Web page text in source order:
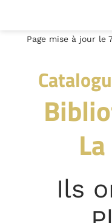
Page mise à jour le
Ils